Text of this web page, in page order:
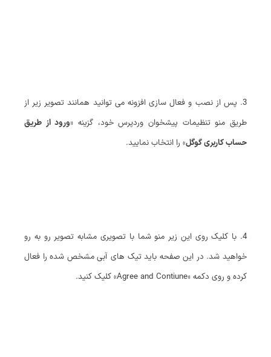
3. پس از نصب و فعال سازی افزونه می توانید همانند تصویر زیر از
طریق منو تنظیمات پیشخوان وردپرس خود، گزینه «ورود از طریق
حساب کاربری گوگل» را انتخاب نمایید.
4. با کلیک روی این زیر منو شما با تصویری مشابه تصویر رو به رو
خواهید شد. در این صفحه باید تیک های آبی مشخص شده را فعال
کرده و روی دکمه «Agree and Contiune» کلیک کنید.